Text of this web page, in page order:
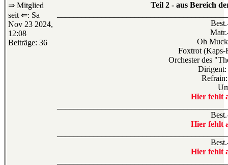
⇒ Mitglied
seit ⇐: Sa
Nov 23 2024,
12:08
Beiträge: 36
Teil 2 - aus Bereich
Oh
Foxtrot (Kaps-
Orchester des
Dirigent:
Hier fehlt
Hier fehlt
Hier fehlt